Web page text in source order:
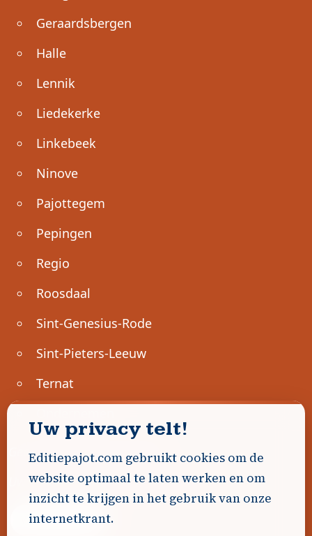
Geraardsbergen
Halle
Lennik
Liedekerke
Linkebeek
Ninove
Pajottegem
Pepingen
Regio
Roosdaal
Sint-Genesius-Rode
Sint-Pieters-Leeuw
Ternat
Geen advertenties gevonden.
Uw advertentie hier? Contacteer ons!
Word Partner!
Uw privacy telt!
Editiepajot.com gebruikt cookies om de
website optimaal te laten werken en om
inzicht te krijgen in het gebruik van onze
internetkrant.